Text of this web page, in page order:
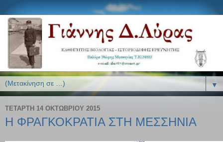
▼
ΤΕΤΆΡΤΗ 14 ΟΚΤΩΒΡΊΟΥ 2015
Η ΦΡΑΓΚΟΚΡΑΤΙΑ ΣΤΗ ΜΕΣΣΗΝΙΑ